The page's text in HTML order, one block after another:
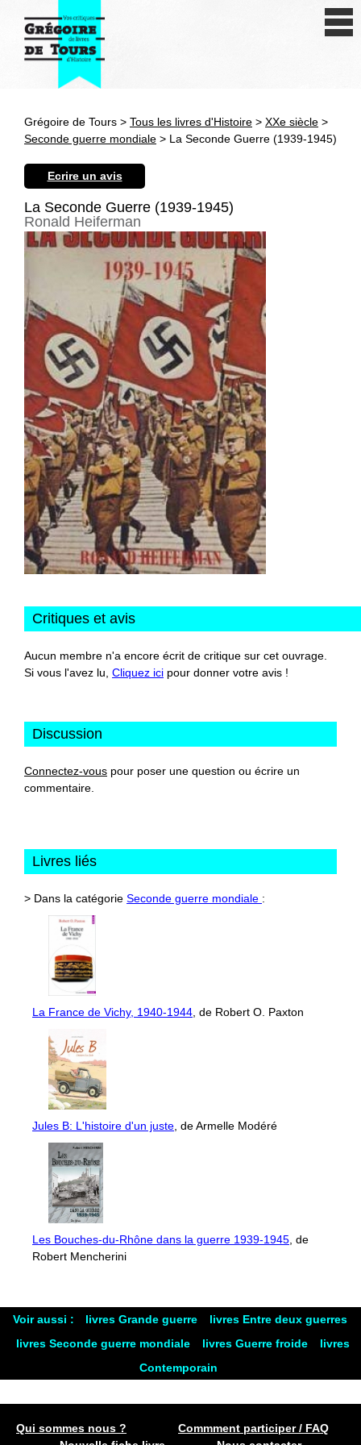
Antiquité
Epoque moderne
Révolution et XIXe siècle
XXe siècle
Autres civilisations
Thématiques
Grégoire de Tours > Tous les livres d'Histoire > XXe siècle >
Seconde guerre mondiale > La Seconde Guerre (1939-1945)
Ecrire un avis
La Seconde Guerre (1939-1945)
Ronald Heiferman
Critiques et avis
Aucun membre n'a encore écrit de critique sur cet ouvrage.
Si vous l'avez lu, Cliquez ici pour donner votre avis !
Discussion
Connectez-vous pour poser une question ou écrire un
commentaire.
Livres liés
> Dans la catégorie Seconde guerre mondiale :
La France de Vichy, 1940-1944, de Robert O. Paxton
Jules B: L'histoire d'un juste, de Armelle Modéré
Les Bouches-du-Rhône dans la guerre 1939-1945, de
Robert Mencherini
Voir aussi : livres Grande guerre
livres Entre deux guerres
livres Seconde guerre mondiale
livres Guerre froide
livres
Contemporain
Qui sommes nous ?
Commment participer / FAQ